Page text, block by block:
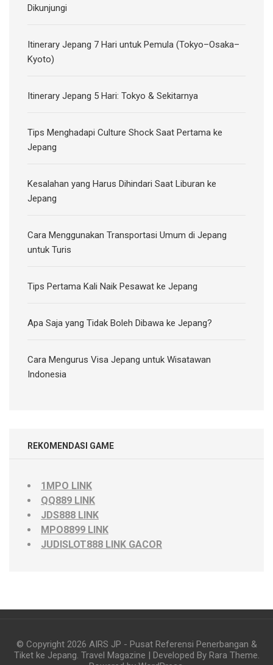
Dikunjungi
Itinerary Jepang 7 Hari untuk Pemula (Tokyo–Osaka–
Kyoto)
Itinerary Jepang 5 Hari: Tokyo & Sekitarnya
Tips Menghadapi Culture Shock Saat Pertama ke
Jepang
Kesalahan yang Harus Dihindari Saat Liburan ke
Jepang
Cara Menggunakan Transportasi Umum di Jepang
untuk Turis
Tips Pertama Kali Naik Pesawat ke Jepang
Apa Saja yang Tidak Boleh Dibawa ke Jepang?
Cara Mengurus Visa Jepang untuk Wisatawan
Indonesia
REKOMENDASI GAME
1MPO LINK
QQ889 LINK
JDS888 LINK
MPO8899 LINK
JUDISLOT888 LINK GACOR
© Copyright 2026 AIRS JP - Pusat Referensi Penerbangan &
Tiket ke Jepang. Travel Magazine | Developed By Rara Theme.